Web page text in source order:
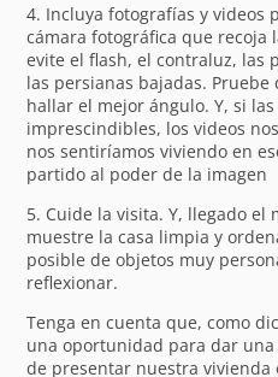
4. Incluya fotografías y videos
cámara fotográfica que recoja
evite el flash, el contraluz, las
las persianas bajadas.
hallar el mejor ángulo. Y, si
imprescindibles, los videos
nos sentiríamos viviendo en
partido al poder de la imagen
5. Cuide la visita. Y, llegado el
muestre la casa limpia y
posible de objetos muy
reflexionar.
Tenga en cuenta que, como
una oportunidad para dar
de presentar nuestra